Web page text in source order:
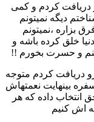
دریافت کردم و کمی
دیگه نمیتونم
بزاره ،نمیتونم
خلق کرده باشه و
و حسرت بخورم !!
دریافت کردم متوجه
بینهایت نعمتهاش
انتخاب داده که هر
اش کنیم